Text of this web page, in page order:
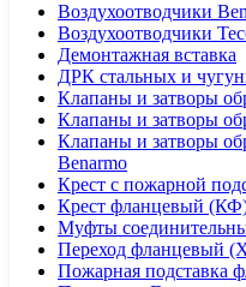
Воздухоотводчики
Воздухоотводчики
Демонтажная вставка
ДРК стальных и
Клапаны и затворы
Клапаны и затворы
Клапаны и затворы
Benarmo
Крест с пожарной
Крест фланцевый
Муфты
Переход фланцевый
Пожарная подставка